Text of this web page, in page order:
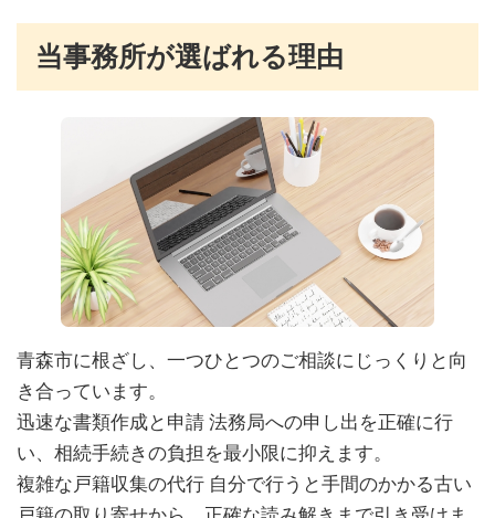
当事務所が選ばれる理由
青森市に根ざし、一つひとつのご相談にじっくりと向
き合っています。
迅速な書類作成と申請 法務局への申し出を正確に行
い、相続手続きの負担を最小限に抑えます。
複雑な戸籍収集の代行 自分で行うと手間のかかる古い